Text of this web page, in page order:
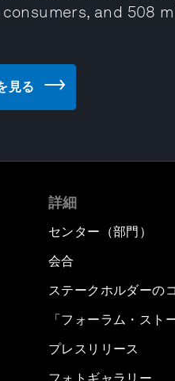
and 508
見る
詳細
センター（部門）
会合
ステークホルダーの
「フォーラム・スト
プレスリリース